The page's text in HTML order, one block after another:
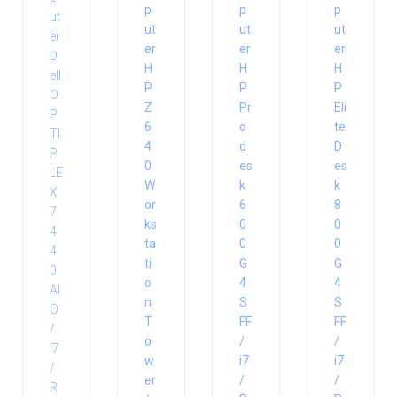
p
ut
er
H
P
Z
6
4
0
W
or
ks
ta
ti
o
n
T
o
w
er
p
ut
er
H
P
Pr
o
d
es
k
6
0
0
G
4
S
FF
/
i7
/
p
ut
er
H
P
Eli
te
D
es
k
8
0
0
G
4
S
FF
/
i7
/